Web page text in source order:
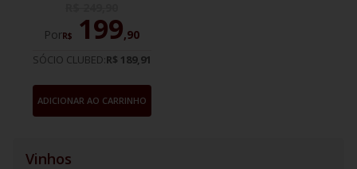
PorR$ 199,90
SÓCIO CLUBED:R$ 189,91
ADICIONAR AO CARRINHO
Vinhos